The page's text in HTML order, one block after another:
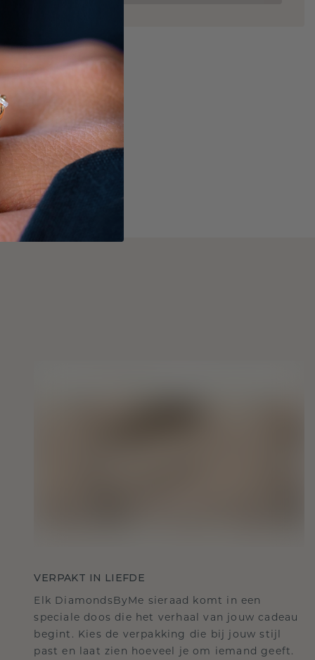
VERPAKT IN LIEFDE
Elk DiamondsByMe sieraad komt in een
speciale doos die het verhaal van jouw cadeau
begint. Kies de verpakking die bij jouw stijl
past en laat zien hoeveel je om iemand geeft.